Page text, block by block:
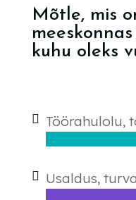
Mõtle, mis
kuhu oleks
Töörahulolu,
Usaldus,